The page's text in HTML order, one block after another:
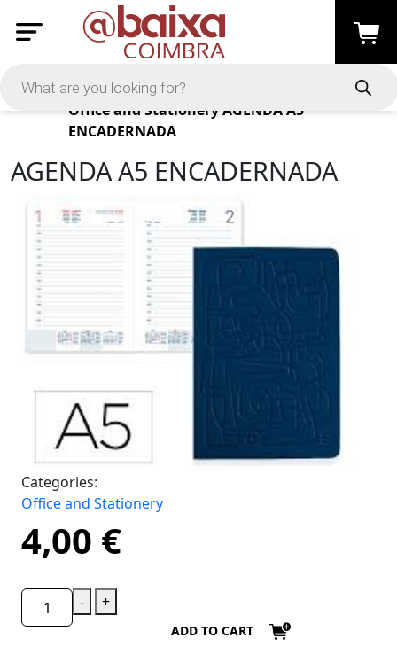
Products
Office and Stationery AGENDA A5
ENCADERNADA
AGENDA A5 ENCADERNADA
Categories:
Office and Stationery
4,00 €
- +
ADD TO CART